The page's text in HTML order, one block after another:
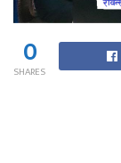
0
SHARES